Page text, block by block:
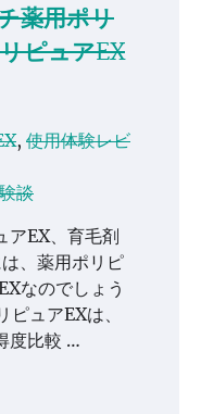
薬用ポリ
ピュアEX
, 使用体験レビ
談
アEX、育毛剤
、薬用ポリピ
なのでしょう
ュアEXは、
度比較 …